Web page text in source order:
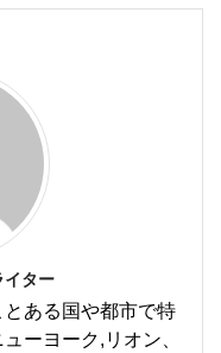
イター
ある国や都市で特
ーヨーク,リオン、